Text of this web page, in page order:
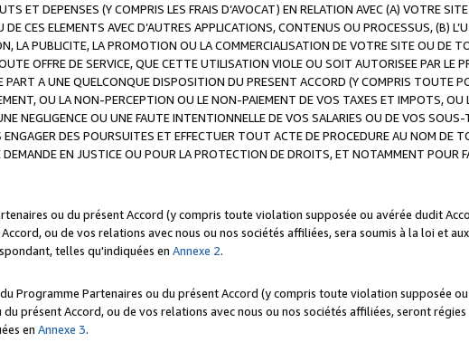
ET DEPENSES (Y COMPRIS LES FRAIS D’AVOCAT) EN RELATION AVEC (A) VOTRE
CES ELEMENTS AVEC D’AUTRES APPLICATIONS, CONTENUS OU PROCESSUS, (B)
LA PUBLICITE, LA PROMOTION OU LA COMMERCIALISATION DE VOTRE SITE OU DE
OFFRE DE SERVICE, QUE CETTE UTILISATION VIOLE OU SOIT AUTORISEE PAR LE
A UNE QUELCONQUE DISPOSITION DU PRESENT ACCORD (Y COMPRIS TOUTE
OU LA NON-PERCEPTION OU LE NON-PAIEMENT DE VOS TAXES ET IMPOTS, OU
NEGLIGENCE OU UNE FAUTE INTENTIONNELLE DE VOS SALARIES OU DE VOS
DES POURSUITES ET EFFECTUER TOUT ACTE DE PROCEDURE AU NOM DE
EN JUSTICE OU POUR LA PROTECTION DE DROITS, ET NOTAMMENT POUR
ou du présent Accord (y compris toute violation supposée ou avérée dudit
ou de vos relations avec nous ou nos sociétés affiliées, sera soumis à la loi et
telles qu'indiquées en Annexe 2.
Programme Partenaires ou du présent Accord (y compris toute violation supposée
présent Accord, ou de vos relations avec nous ou nos sociétés affiliées, seront
en Annexe 3.